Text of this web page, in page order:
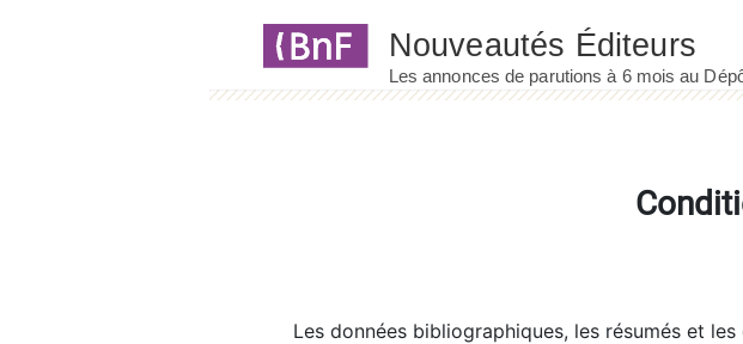
Les données bibliographiques, les résumés et